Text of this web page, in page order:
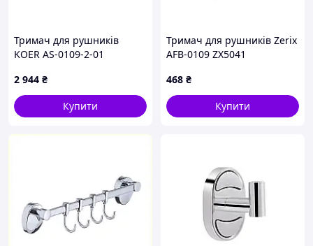
Тримач для рушників
KOER AS-0109-2-01
хром глянець) (KR6190)
2 944 ₴
Купити
Тримач для рушників Zerix
AFB-0109 ZX5041
468 ₴
Купити